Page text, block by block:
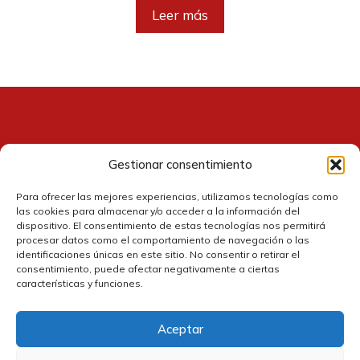
Gestionar consentimiento
Para ofrecer las mejores experiencias, utilizamos tecnologías como
las cookies para almacenar y/o acceder a la información del
dispositivo. El consentimiento de estas tecnologías nos permitirá
procesar datos como el comportamiento de navegación o las
identificaciones únicas en este sitio. No consentir o retirar el
consentimiento, puede afectar negativamente a ciertas
características y funciones.
Aceptar
original
era:
es:
Leer más
Contacto